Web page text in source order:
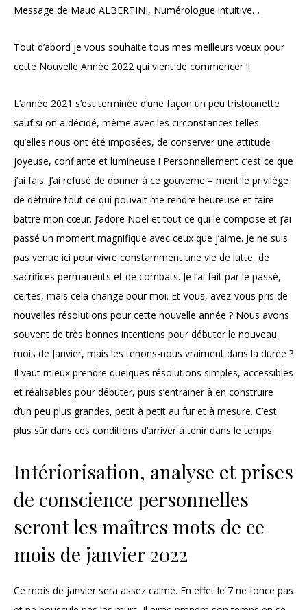
Message de Maud ALBERTINI, Numérologue intuitive…
Tout d’abord je vous souhaite tous mes meilleurs vœux pour
cette Nouvelle Année 2022 qui vient de commencer !!
L’année 2021 s’est terminée d’une façon un peu tristounette
sauf si on a décidé, même avec les circonstances telles
qu’elles nous ont été imposées, de conserver une attitude
joyeuse, confiante et lumineuse ! Personnellement c’est ce que
j’ai fais. J’ai refusé de donner à ce gouverne – ment le privilège
de détruire tout ce qui pouvait me rendre heureuse et faire
battre mon cœur. J’adore Noel et tout ce qui le compose et j’ai
passé un moment magnifique avec ceux que j’aime. Je ne suis
pas venue ici pour vivre constamment une vie de lutte, de
sacrifices permanents et de combats. Je l’ai fait par le passé,
certes, mais cela change pour moi. Et Vous, avez-vous pris de
nouvelles résolutions pour cette nouvelle année ? Nous avons
souvent de très bonnes intentions pour débuter le nouveau
mois de Janvier, mais les tenons-nous vraiment dans la durée ?
Il vaut mieux prendre quelques résolutions simples, accessibles
et réalisables pour débuter, puis s’entrainer à en construire
d’un peu plus grandes, petit à petit au fur et à mesure. C’est
plus sûr dans ces conditions d’arriver à tenir dans le temps.
Intériorisation, analyse et prises
de conscience personnelles
seront les maîtres mots de ce
mois de janvier 2022
Ce mois de janvier sera assez calme. En effet le 7 ne fonce pas